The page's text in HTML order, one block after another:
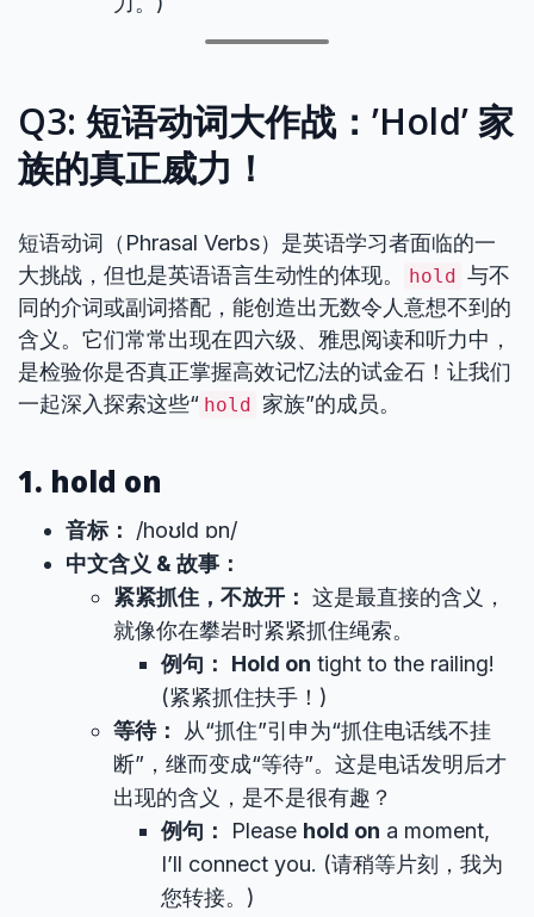
Q3: 短语动词大作战：’Hold’ 家
族的真正威力！
短语动词（Phrasal Verbs）是英语学习者面临的一
大挑战，但也是英语语言生动性的体现。
hold 与不
同的介词或副词搭配，能创造出无数令人意想不到的
含义。它们常常出现在四六级、雅思阅读和听力中，
是检验你是否真正掌握高效记忆法的试金石！让我们
一起深入探索这些“ hold 家族”的成员。
1. hold on
音标：
/hoʊld ɒn/
中文含义 & 故事：
紧紧抓住，不放开： 这是最直接的含义，
就像你在攀岩时紧紧抓住绳索。
例句：
Hold on tight to the railing!
(紧紧抓住扶手！)
等待：
从“抓住”引申为“抓住电话线不挂
断”，继而变成“等待”。这是电话发明后才
出现的含义，是不是很有趣？
例句：
Please hold on a moment,
I’ll connect you. (请稍等片刻，我为
您转接。)